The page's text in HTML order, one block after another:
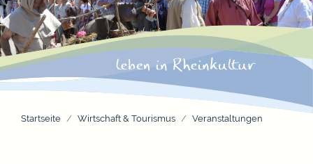
Startseite Wirtschaft & Tourismus Veranstaltungen